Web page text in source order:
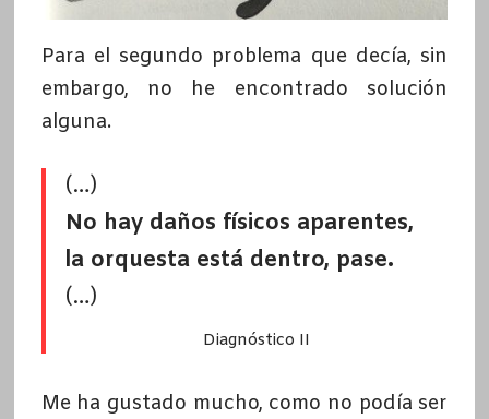
Para el segundo problema que decía, sin
embargo, no he encontrado solución
alguna.
(…)
No hay daños físicos aparentes,
la orquesta está dentro, pase.
(…)
Diagnóstico II
Me ha gustado mucho, como no podía ser